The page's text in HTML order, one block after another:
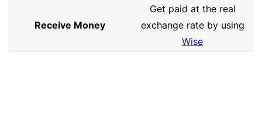
Receive Money
Get paid at the real
exchange rate by using
Wise